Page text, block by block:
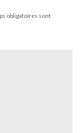
obligatoires sont